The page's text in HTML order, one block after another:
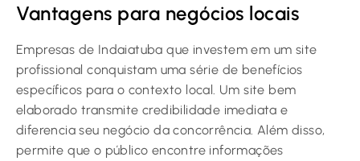
Vantagens para negócios locais
Empresas de Indaiatuba que investem em um site
profissional conquistam uma série de benefícios
específicos para o contexto local. Um site bem
elaborado transmite credibilidade imediata e
diferencia seu negócio da concorrência. Além disso,
permite que o público encontre informações